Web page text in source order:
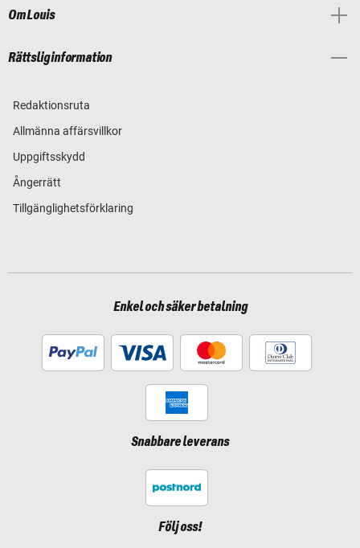
Om Louis
Rättslig information
Redaktionsruta
Allmänna affärsvillkor
Uppgiftsskydd
Ångerrätt
Tillgänglighetsförklaring
Enkel och säker betalning
Snabbare leverans
Följ oss!